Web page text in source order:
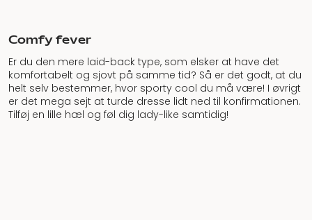
Comfy fever
Er du den mere laid-back type, som elsker at have det
komfortabelt og sjovt på samme tid? Så er det godt, at du
helt selv bestemmer, hvor sporty cool du må være! I øvrigt
er det mega sejt at turde dresse lidt ned til konfirmationen.
Tilføj en lille hæl og føl dig lady-like samtidig!